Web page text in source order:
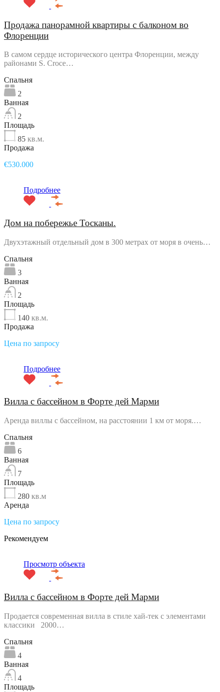
Продажа панорамной квартиры с балконом во
Флоренции
В самом сердце исторического центра Флоренции, между
районами S. Croce…
Спальня
2
Ванная
2
Площадь
85 кв.м.
Продажа
€530.000
Подробнее
Дом на побережье Тосканы.
Двухэтажный отдельный дом в 300 метрах от моря в очень…
Спальня
3
Ванная
2
Площадь
140 кв.м.
Продажа
Цена по запросу
Подробнее
Вилла с бассейном в Форте дей Марми
Аренда виллы с бассейном, на расстоянии 1 км от моря.…
Спальня
6
Ванная
7
Площадь
280 кв.м
Аренда
Цена по запросу
Рекомендуем
Просмотр объекта
Вилла с бассейном в Форте дей Марми
Продается современная вилла в стиле хай-тек с элементами
классики 2000…
Спальня
4
Ванная
4
Площадь